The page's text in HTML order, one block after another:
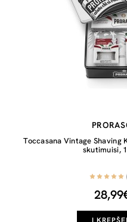
Toccasana Vintage Shaving
skutimuisi,